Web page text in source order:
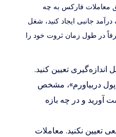
معاملات فارکس به چه
جانبی ایجاد کنید، شغل
در طول زمان ثروت خود را
تعیین کنید.
پول دربیاورم»، مشخص
آورید و در چه بازه
تعیین نکنید. معاملات